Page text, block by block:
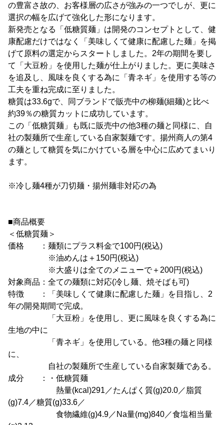
の豊富さ故の、お客様層の広さが強みの一つでしが、更に
選択の幅を広げて強化した形になります。
新発売となる「低糖質麺」は開発のコンセプトとして、健
康配慮だけではなく「美味しくて健康に配慮した麺」を掲
げて原料の選定からスタートしました。2年の期間を要し
て「大豆粉」を使用した麺が仕上がりました。更に美味さ
を追及し、風味を良くする為に「青ネギ」を使用する等の
工夫を重ね完成に至りました。
糖質は33.6gで、同ブランドで販売中の柳麺(細麺)と比べ
約39％の糖質カットに成功しています。
この「低糖質麺」も既に販売中の他3種の麺と同様に、自
社の製麺所で生産している自家製麺です。揚州商人の第4
の麺として糖質を気にかけている層を中心に広めてまいり
ます。
※冷し麺4種が刀切麺・揚州麺非対応の為
■商品概要
＜低糖質麺＞
価格 ：麺類にプラス料金で100円(税込)
※油めんは＋150円(税込)
※大盛りは全てのメニューで＋200円(税込)
対象商品：全ての麺類に対応(冷し麺、焼そばも可)
特徴 ：「美味しくて健康に配慮した麺」を目指し、2
年の開発期間で完成。
「大豆粉」を使用し、更に風味を良くする為に
生地の中に
「青ネギ」を使用している。他3種の麺と同様
に、
自社の製麺所で生産している自家製麺である。
成分 ：・低糖質麺
熱量(kcal)291／たんぱく質(g)20.0／脂質
(g)7.4／糖質(g)33.6／
食物繊維(g)4.9／Na量(mg)840／食塩相当量